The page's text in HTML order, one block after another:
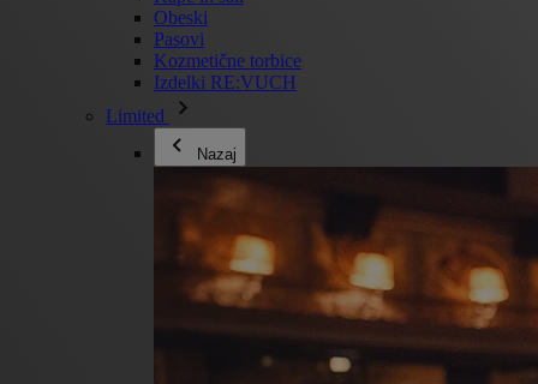
Obeski
Pasovi
Kozmetične torbice
Izdelki RE:VUCH
Limited
Nazaj